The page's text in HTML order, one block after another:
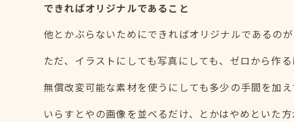
できればオリジナルであること
他とかぶらないためにできればオリジナルであるの
ただ、イラストにしても写真にしても、ゼロから作
無償改変可能な素材を使うにしても多少の手間を加
いらすとやの画像を並べるだけ、とかはやめといた方